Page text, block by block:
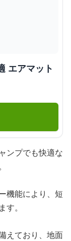
エアマット
ンプでも快適な
機能により、短
。
えており、地面